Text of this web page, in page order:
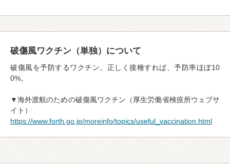
破傷風ワクチン（単独）について
破傷風を予防するワクチン。正しく接種すれば、予防率ほぼ10
0%。
▼海外渡航のための破傷風ワクチン（厚生労働省検疫所ウェブサ
イト）
https://www.forth.go.jp/moreinfo/topics/useful_vaccination.html